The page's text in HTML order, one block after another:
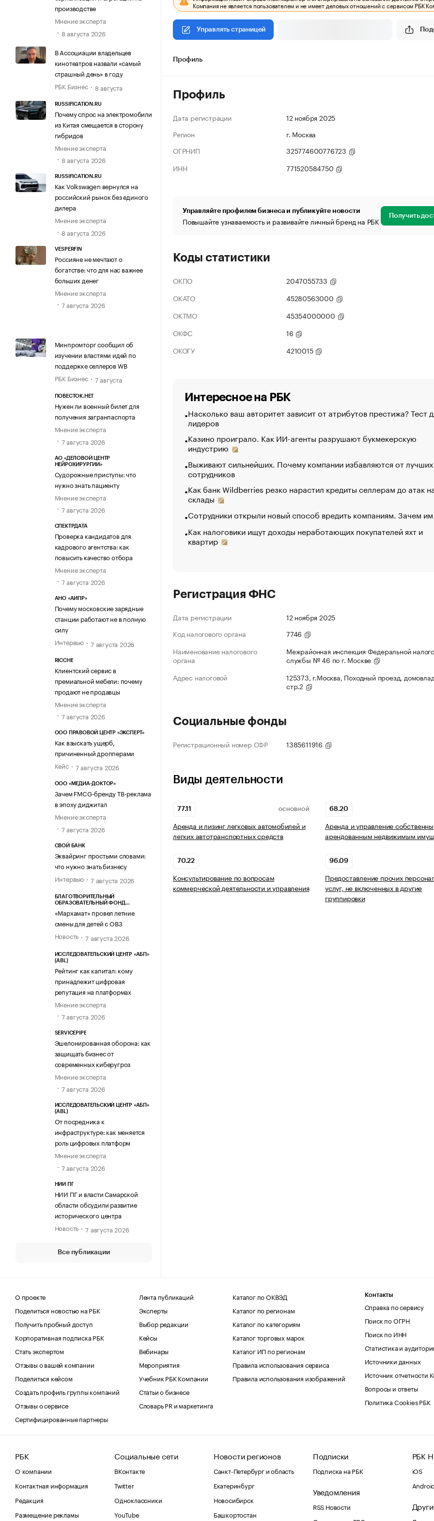
производстве
Мнение эксперта
8 августа 2026
В Ассоциации владельцев
кинотеатров назвали «самый
страшный день» в году
РБК Бизнес
8 августа
RUSSIFICATION.RU
Почему спрос на электромобили
из Китая смещается в сторону
гибридов
Мнение эксперта
8 августа 2026
RUSSIFICATION.RU
Как Volkswagen вернулся на
российский рынок без единого
дилера
Мнение эксперта
8 августа 2026
VESPERFIN
Россияне не мечтают о
богатстве: что для нас важнее
больших денег
Мнение эксперта
7 августа 2026
Минпромторг сообщил об
изучении властями идей по
поддержке селлеров WB
РБК Бизнес
7 августа
ПОВЕСТОК.НЕТ
Нужен ли военный билет для
получения загранпаспорта
Мнение эксперта
7 августа 2026
АО «ДЕЛОВОЙ ЦЕНТР
НЕЙРОХИРУРГИИ»
Судорожные приступы: что
нужно знать пациенту
Мнение эксперта
7 августа 2026
СПЕКТРДАТА
Проверка кандидатов для
кадрового агентства: как
повысить качество отбора
Мнение эксперта
7 августа 2026
АНО «АИПР»
Почему московские зарядные
станции работают не в полную
силу
Интервью
7 августа 2026
RICCHE
Клиентский сервис в
премиальной мебели: почему
продают не продавцы
Мнение эксперта
7 августа 2026
ООО ПРАВОВОЙ ЦЕНТР «ЭКСПЕРТ»
Как взыскать ущерб,
причиненный дропперами
Кейс
7 августа 2026
ООО «МЕДИА-ДОКТОР»
Зачем FMCG-бренду ТВ-реклама
в эпоху диджитал
Мнение эксперта
7 августа 2026
СВОЙ БАНК
Эквайринг простыми словами:
что нужно знать бизнесу
Интервью
7 августа 2026
БЛАГОТВОРИТЕЛЬНЫЙ
ОБРАЗОВАТЕЛЬНЫЙ ФОНД
«Мархамат» провел летние
смены для детей с ОВЗ
Новость
7 августа 2026
ИССЛЕДОВАТЕЛЬСКИЙ ЦЕНТР «АБП»
(ABL)
Рейтинг как капитал: кому
принадлежит цифровая
репутация на платформах
Мнение эксперта
7 августа 2026
SERVICEPIPE
Эшелонированная оборона: как
защищать бизнес от
современных киберугроз
Мнение эксперта
7 августа 2026
ИССЛЕДОВАТЕЛЬСКИЙ ЦЕНТР «АБП»
(ABL)
От посредника к
инфраструктуре: как меняется
роль цифровых платформ
Мнение эксперта
7 августа 2026
НИИ ПГ
НИИ ПГ и власти Самарской
области обсудили развитие
исторического центра
Новость
7 августа 2026
Все публикации
Компания не является пользователем и не имеет деловых отношений с сервисом РБК
Управлять страницей
Профиль
Профиль
Дата регистрации
12 ноября 2025
Регион
г. Москва
ОГРНИП
325774600776723
ИНН
771520584750
Управляйте профилем бизнеса и публикуйте новости
Повышайте узнаваемость и развивайте личный бренд на РБК Получить
Коды статистики
ОКПО
2047055733
ОКАТО
45280563000
ОКТМО
45354000000
ОКФС
16
ОКОГУ
4210015
Интересное на РБК
Насколько ваш авторитет зависит от атрибутов престижа? Тест
лидеров
Казино проиграло. Как ИИ-агенты разрушают букмекерскую
индустрию
Выживают сильнейших. Почему компании избавляются от лучших
сотрудников
Как банк Wildberries резко нарастил кредиты селлерам до атак
склады
Сотрудники открыли новый способ вредить компаниям. Зачем
Как налоговики ищут доходы неработающих покупателей яхт и
квартир
Регистрация ФНС
Дата регистрации
12 ноября 2025
Код налогового органа
7746
Наименование налогового
органа
Межрайонная инспекция Федеральной
службы № 46 по г. Москве
Адрес налоговой
125373, г.Москва, Походный проезд,
стр.2
Социальные фонды
Регистрационный номер СФР 1385611916
Виды деятельности
77.11 ОСНОВНОЙ
Аренда и лизинг легковых автомобилей и
легких автотранспортных средств
68.20
Аренда и управление
арендованным недвижимым
70.22
Консультирование по вопросам
коммерческой деятельности и управления
96.09
Предоставление прочих
услуг, не включенных в другие
группировки
О проекте
Поделиться новостью на РБК
Получить пробный доступ
Корпоративная подписка РБК
Стать экспертом
Отзывы о вашей компании
Поделиться кейсом
Создать профиль группы компаний
Отзывы о сервисе
Сертифицированные партнеры
Лента публикаций
Эксперты
Выбор редакции
Кейсы
Вебинары
Мероприятия
Учебник РБК Компании
Статьи о бизнесе
Словарь PR и маркетинга
Каталог по ОКВЭД
Каталог по регионам
Каталог по категориям
Каталог торговых марок
Каталог ИП по регионам
Правила использования сервиса
Правила использования изображений
Контакты
Справка по сервису
Поиск по ОГРН
Поиск по ИНН
Статистика и
Источники данных
Источник отчетности
Вопросы и ответы
Политика Cookies РБК
РБК
О компании
Контактная информация
Редакция
Размещение рекламы
Социальные сети
ВКонтакте
Twitter
Одноклассники
YouTube
Новости регионов
Санкт-Петербург и область
Екатеринбург
Новосибирск
Башкортостан
Подписки
Подписка на РБК
Уведомления
RSS Новости
РБК
iOS